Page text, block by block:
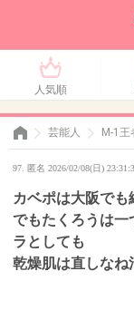
人気順
芸能人 M-1
97. 匿名 2026/02/08(日)
カベポは大阪でも
でもたくろうは一
ラとしても
乾燥肌は直しなね